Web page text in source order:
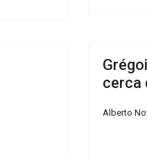
cerca
Alberto